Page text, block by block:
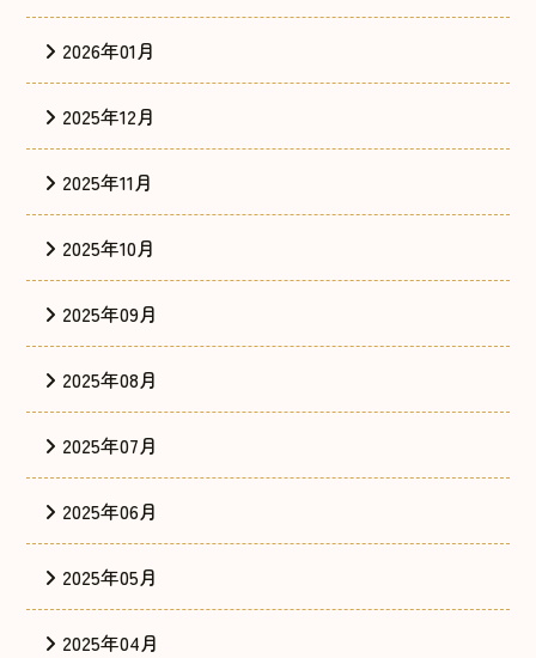
2026年01月
2025年12月
2025年11月
2025年10月
2025年09月
2025年08月
2025年07月
2025年06月
2025年05月
2025年04月